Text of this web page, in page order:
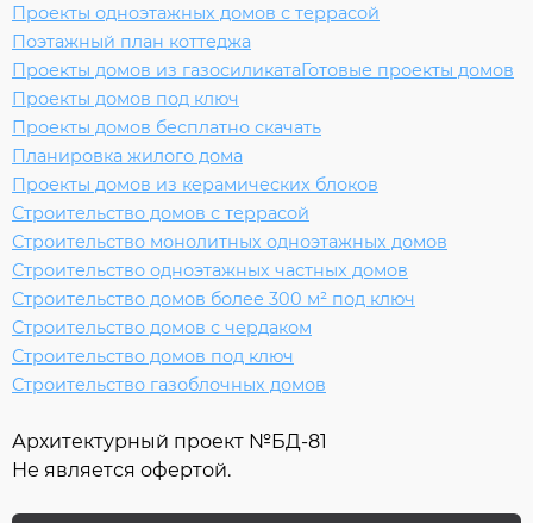
Проекты одноэтажных домов с террасой
Поэтажный план коттеджа
Проекты домов из газосиликатаГотовые проекты домов
Проекты домов под ключ
Проекты домов бесплатно скачать
Планировка жилого дома
Проекты домов из керамических блоков
Строительство домов с террасой
Строительство монолитных одноэтажных домов
Строительство одноэтажных частных домов
Строительство домов более 300 м² под ключ
Строительство домов с чердаком
Строительство домов под ключ
Строительство газоблочных домов
Архитектурный проект №БД-81
Не является офертой.